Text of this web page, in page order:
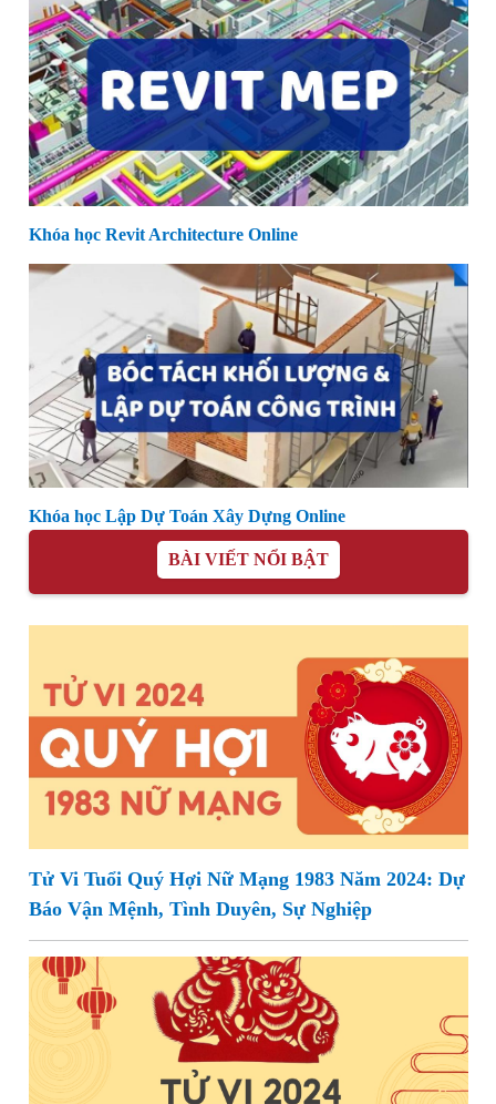
Khóa học Revit Architecture Online
Khóa học Lập Dự Toán Xây Dựng Online
BÀI VIẾT NỔI BẬT
Tử Vi Tuổi Quý Hợi Nữ Mạng 1983 Năm 2024: Dự
Báo Vận Mệnh, Tình Duyên, Sự Nghiệp